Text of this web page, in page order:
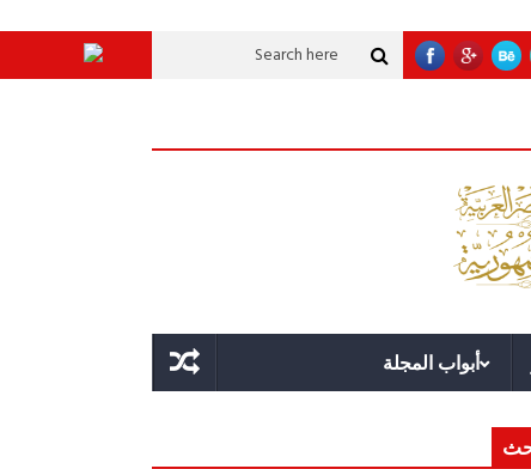
عملاقة؟ قوة الدولة.. عندما يصبح التخطيط خط الدفاع الأول
أبواب المجلة